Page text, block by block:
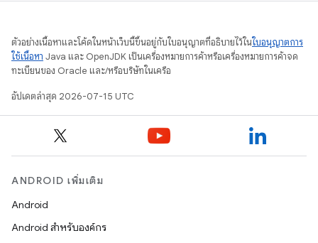
ตัวอย่างเนื้อหาและโค้ดในหน้าเว็บนี้ขึ้นอยู่กับใบอนุญาตที่อธิบายไว้ในใบอนุญาตการ
ใช้เนื้อหา Java และ OpenJDK เป็นเครื่องหมายการค้าหรือเครื่องหมายการค้าจด
ทะเบียนของ Oracle และ/หรือบริษัทในเครือ
อัปเดตล่าสุด 2026-07-15 UTC
ANDROID เพิ่มเติม
Android
Android สำหรับองค์กร